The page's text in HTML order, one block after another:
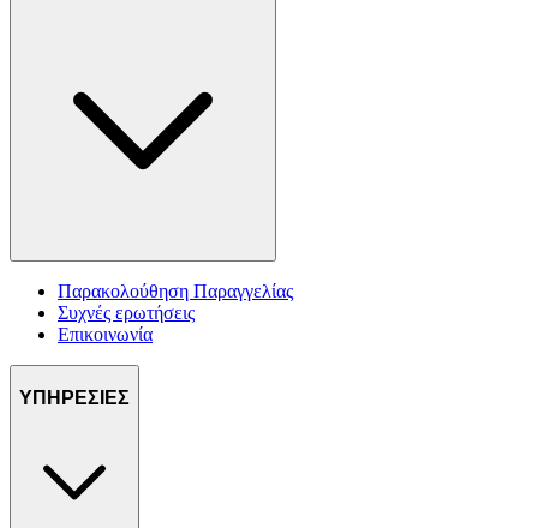
Παρακολούθηση Παραγγελίας
Συχνές ερωτήσεις
Επικοινωνία
ΥΠΗΡΕΣΙΕΣ